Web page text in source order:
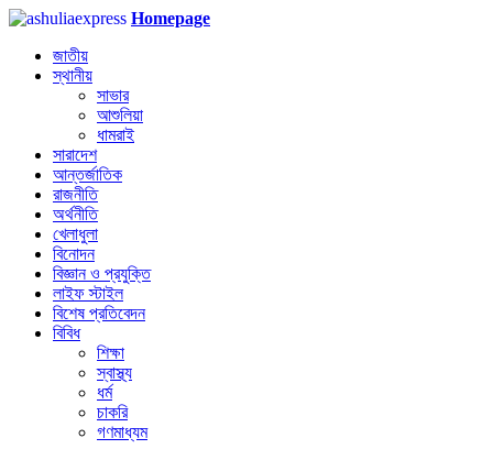
Homepage
জাতীয়
স্থানীয়
সাভার
আশুলিয়া
ধামরাই
সারাদেশ
আন্তর্জাতিক
রাজনীতি
অর্থনীতি
খেলাধুলা
বিনোদন
বিজ্ঞান ও প্রযুক্তি
লাইফ স্টাইল
বিশেষ প্রতিবেদন
বিবিধ
শিক্ষা
স্বাস্থ্য
ধর্ম
চাকরি
গণমাধ্যম